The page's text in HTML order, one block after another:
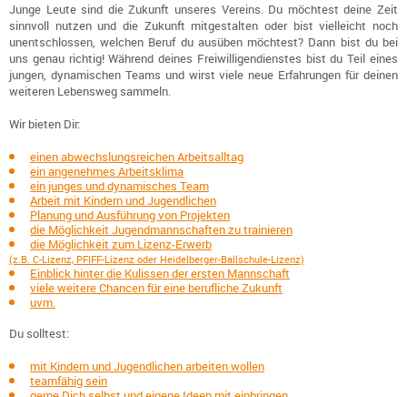
Junge Leute sind die Zukunft unseres Vereins. Du möchtest deine Zeit
sinnvoll nutzen und die Zukunft mitgestalten oder bist vielleicht noch
unentschlossen, welchen Beruf du ausüben möchtest? Dann bist du bei
uns genau richtig! Während deines Freiwilligendienstes bist du Teil eines
jungen, dynamischen Teams und wirst viele neue Erfahrungen für deinen
weiteren Lebensweg sammeln.
Wir bieten Dir:
einen abwechslungsreichen Arbeitsalltag
ein angenehmes Arbeitsklima
ein junges und dynamisches Team
Arbeit mit Kindern und Jugendlichen
Planung und Ausführung von Projekten
die Möglichkeit Jugendmannschaften zu trainieren
die Möglichkeit zum Lizenz-Erwerb
(z.B. C-Lizenz, PFIFF-Lizenz oder Heidelberger-Ballschule-Lizenz)
Einblick hinter die Kulissen der ersten Mannschaft
viele weitere Chancen für eine berufliche Zukunft
uvm.
Du solltest:
mit Kindern und Jugendlichen arbeiten wollen
teamfähig sein